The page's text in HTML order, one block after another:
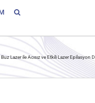
Buz Lazer ile Acısız ve Etkili Lazer Epilasyon